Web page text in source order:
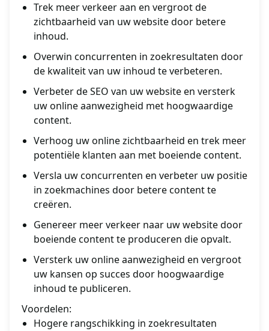
Trek meer verkeer aan en vergroot de
zichtbaarheid van uw website door betere
inhoud.
Overwin concurrenten in zoekresultaten door
de kwaliteit van uw inhoud te verbeteren.
Verbeter de SEO van uw website en versterk
uw online aanwezigheid met hoogwaardige
content.
Verhoog uw online zichtbaarheid en trek meer
potentiële klanten aan met boeiende content.
Versla uw concurrenten en verbeter uw positie
in zoekmachines door betere content te
creëren.
Genereer meer verkeer naar uw website door
boeiende content te produceren die opvalt.
Versterk uw online aanwezigheid en vergroot
uw kansen op succes door hoogwaardige
inhoud te publiceren.
Voordelen:
Hogere rangschikking in zoekresultaten